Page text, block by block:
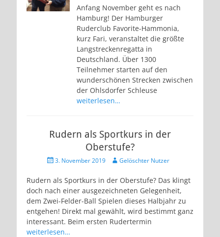
Anfang November geht es nach
Hamburg! Der Hamburger
Ruderclub Favorite-Hammonia,
kurz Fari, veranstaltet die größte
Langstreckenregatta in
Deutschland. Über 1300
Teilnehmer starten auf den
wunderschönen Strecken zwischen
der Ohlsdorfer Schleuse
weiterlesen…
Rudern als Sportkurs in der
Oberstufe?
Veröffentlicht
3. November 2019 AutorGelöschter Nutzer
Rudern als Sportkurs in der Oberstufe? Das klingt
doch nach einer ausgezeichneten Gelegenheit,
dem Zwei-Felder-Ball Spielen dieses Halbjahr zu
entgehen! Direkt mal gewählt, wird bestimmt ganz
interessant. Beim ersten Rudertermin
weiterlesen…